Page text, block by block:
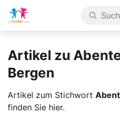
Artikel zu
Bergen
Artikel zum Stichwort
finden Sie hier.